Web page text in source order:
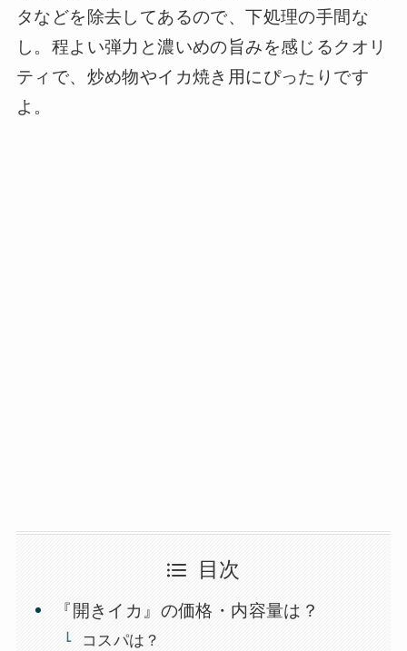
タなどを除去してあるので、下処理の手間な
し。程よい弾力と濃いめの旨みを感じるクオリ
ティで、炒め物やイカ焼き用にぴったりです
よ。
目次
『開きイカ』の価格・内容量は？
コスパは？